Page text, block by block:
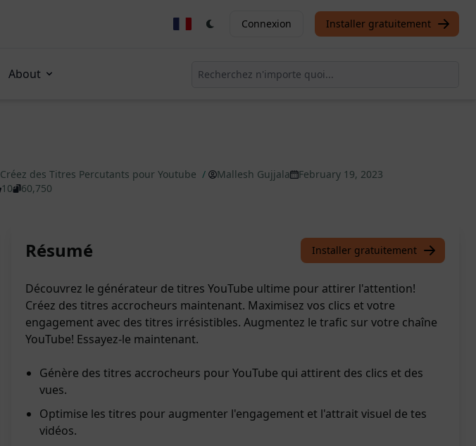
Connexion Installer gratuitement
About
Créez des Titres Percutants pour Youtube / Mallesh Gujjala
February 19, 2023
10 60,750
Résumé Installer gratuitement
Découvrez le générateur de titres YouTube ultime pour attirer l'attention!
Créez des titres accrocheurs maintenant. Maximisez vos clics et votre
engagement avec des titres irrésistibles. Augmentez le trafic sur votre chaîne
YouTube! Essayez-le maintenant.
Génère des titres accrocheurs pour YouTube qui attirent des clics et des
vues.
Optimise les titres pour augmenter l'engagement et l'attrait visuel de tes
vidéos.